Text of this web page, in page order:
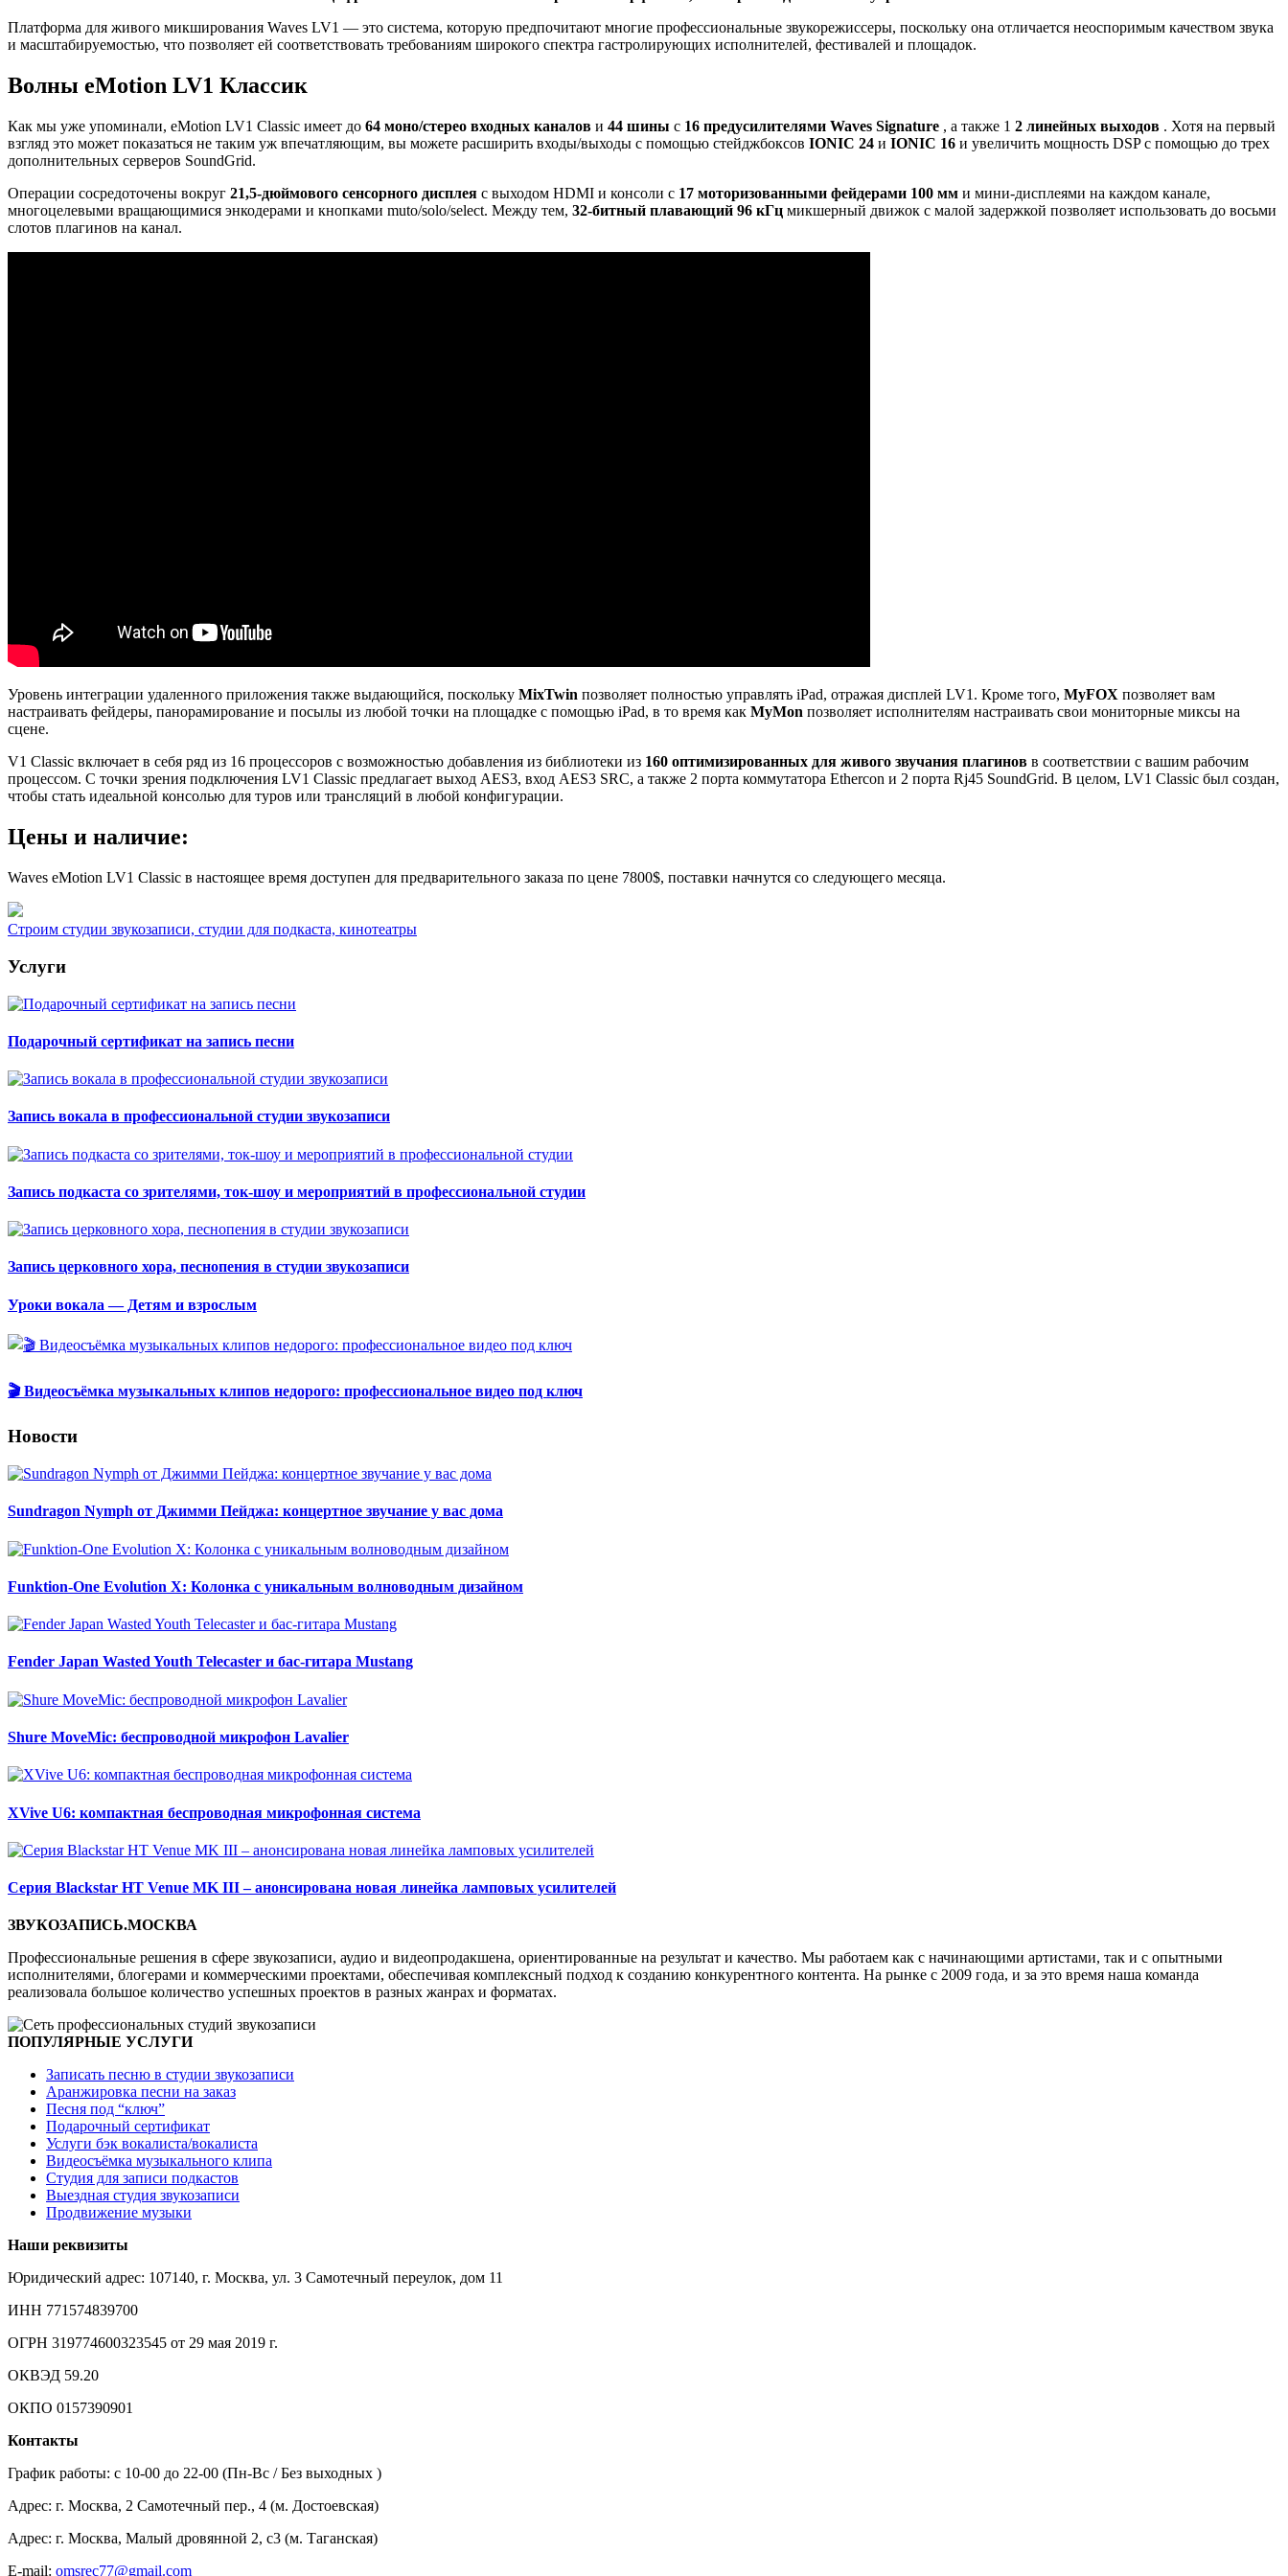
Платформа для живого микширования Waves LV1 — это система, которую предпочитают многие профессиональные звукорежиссеры, поскольку она отличается неоспоримым качеством звука
и масштабируемостью, что позволяет ей соответствовать требованиям широкого спектра гастролирующих исполнителей, фестивалей и площадок.
Волны eMotion LV1 Классик
Как мы уже упоминали, eMotion LV1 Classic имеет до 64 моно/стерео входных каналов и 44 шины с 16 предусилителями Waves Signature , а также 1 2 линейных выходов . Хотя на первый
взгляд это может показаться не таким уж впечатляющим, вы можете расширить входы/выходы с помощью стейджбоксов IONIC 24 и IONIC 16 и увеличить мощность DSP с помощью до трех
дополнительных серверов SoundGrid.
Операции сосредоточены вокруг 21,5-дюймового сенсорного дисплея с выходом HDMI и консоли с 17 моторизованными фейдерами 100 мм и мини-дисплеями на каждом канале,
многоцелевыми вращающимися энкодерами и кнопками muto/solo/select. Между тем, 32-битный плавающий 96 кГц микшерный движок с малой задержкой позволяет использовать до восьми
слотов плагинов на канал.
Уровень интеграции удаленного приложения также выдающийся, поскольку MixTwin позволяет полностью управлять iPad, отражая дисплей LV1. Кроме того, MyFOX позволяет вам
настраивать фейдеры, панорамирование и посылы из любой точки на площадке с помощью iPad, в то время как MyMon позволяет исполнителям настраивать свои мониторные миксы на
сцене.
V1 Classic включает в себя ряд из 16 процессоров с возможностью добавления из библиотеки из 160 оптимизированных для живого звучания плагинов в соответствии с вашим рабочим
процессом. С точки зрения подключения LV1 Classic предлагает выход AES3, вход AES3 SRC, а также 2 порта коммутатора Ethercon и 2 порта Rj45 SoundGrid. В целом, LV1 Classic был создан,
чтобы стать идеальной консолью для туров или трансляций в любой конфигурации.
Цены и наличие:
Waves eMotion LV1 Classic в настоящее время доступен для предварительного заказа по цене 7800$, поставки начнутся со следующего месяца.
Строим студии звукозаписи, студии для подкаста, кинотеатры
Услуги
Подарочный сертификат на запись песни
Запись вокала в профессиональной студии звукозаписи
Запись подкаста со зрителями, ток-шоу и мероприятий в профессиональной студии
Запись церковного хора, песнопения в студии звукозаписи
Уроки вокала — Детям и взрослым
🎬 Видеосъёмка музыкальных клипов недорого: профессиональное видео под ключ
Новости
Sundragon Nymph от Джимми Пейджа: концертное звучание у вас дома
Funktion-One Evolution X: Колонка с уникальным волноводным дизайном
Fender Japan Wasted Youth Telecaster и бас-гитара Mustang
Shure MoveMic: беспроводной микрофон Lavalier
XVive U6: компактная беспроводная микрофонная система
Серия Blackstar HT Venue MK III – анонсирована новая линейка ламповых усилителей
ЗВУКОЗАПИСЬ.МОСКВА
Профессиональные решения в сфере звукозаписи, аудио и видеопродакшена, ориентированные на результат и качество. Мы работаем как с начинающими артистами, так и с опытными
исполнителями, блогерами и коммерческими проектами, обеспечивая комплексный подход к созданию конкурентного контента. На рынке с 2009 года, и за это время наша команда
реализовала большое количество успешных проектов в разных жанрах и форматах.
ПОПУЛЯРНЫЕ УСЛУГИ
Записать песню в студии звукозаписи
Аранжировка песни на заказ
Песня под “ключ”
Подарочный сертификат
Услуги бэк вокалиста/вокалиста
Видеосъёмка музыкального клипа
Студия для записи подкастов
Выездная студия звукозаписи
Продвижение музыки
Наши реквизиты
Юридический адрес: 107140, г. Москва, ул. 3 Самотечный переулок, дом 11
ИНН 771574839700
ОГРН 319774600323545 от 29 мая 2019 г.
ОКВЭД 59.20
ОКПО 0157390901
Контакты
График работы: c 10-00 до 22-00 (Пн-Вс / Без выходных )
Адрес: г. Москва, 2 Самотечный пер., 4 (м. Достоевская)
Адрес: г. Москва, Малый дровянной 2, с3 (м. Таганская)
E-mail: omsrec77@gmail.com